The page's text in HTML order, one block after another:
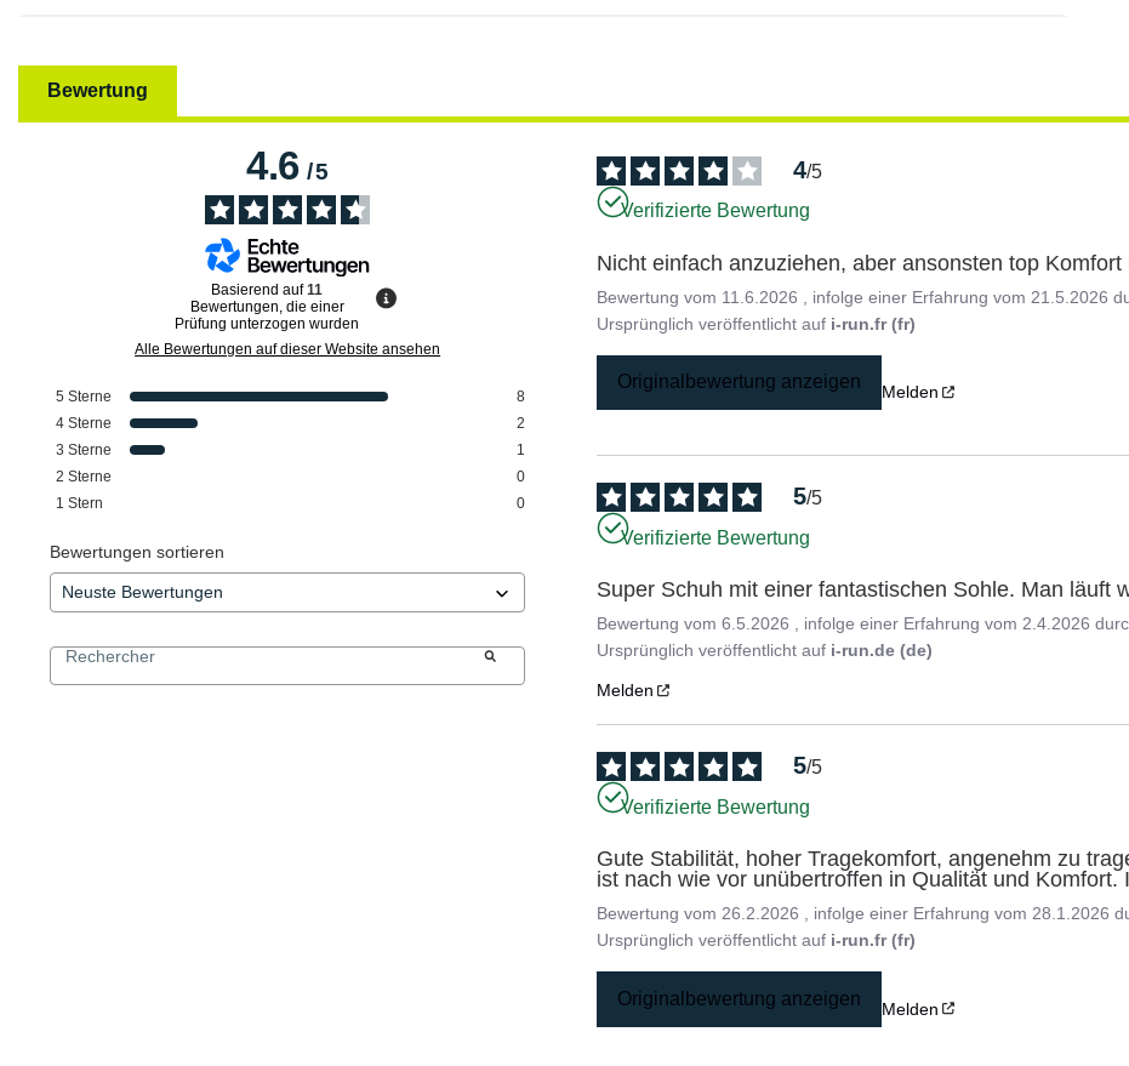
Bewertung
4.6/5
Basierend auf11
Bewertungen, die einer
Prüfung unterzogen wurden
Alle Bewertungen auf dieser Website ansehen
5 Sterne
8
4 Sterne
2
3 Sterne
1
2 Sterne
0
1 Stern 0
Bewertungen sortieren
4/5
Verifizierte Bewertung
Nicht einfach anzuziehen, aber ansonsten top Komfort
Bewertung vom 11.6.2026 , infolge einer Erfahrung vom 21.5.2026
Ursprünglich veröffentlicht auf i-run.fr (fr)
Originalbewertung anzeigen Melden
5/5
Verifizierte Bewertung
Super Schuh mit einer fantastischen Sohle. Man läuft
Bewertung vom6.5.2026 , infolge einer Erfahrung vom 2.4.2026
Ursprünglich veröffentlicht auf i-run.de (de)
Melden
5/5
Verifizierte Bewertung
Gute Stabilität, hoher Tragekomfort, angenehm zu
ist nach wie vor unübertroffen in Qualität und
Bewertung vom26.2.2026 , infolge einer Erfahrung vom28.1.2026
Ursprünglich veröffentlicht auf i-run.fr (fr)
Originalbewertung anzeigen Melden